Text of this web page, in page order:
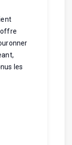
offre
les